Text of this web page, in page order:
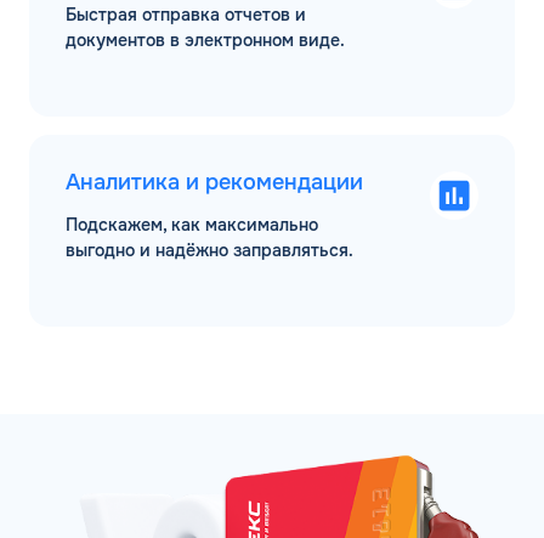
Быстрая отправка отчетов и
документов в электронном виде.
Аналитика и рекомендации
Подскажем, как максимально
выгодно и надёжно заправляться.